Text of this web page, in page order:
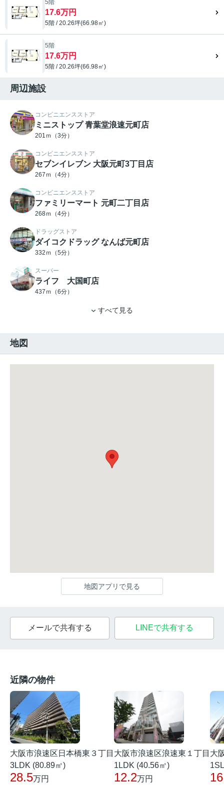
5階
17.6万円
5階 / 20.26坪(66.98㎡)
5階
17.6万円
5階 / 20.26坪(66.98㎡)
周辺施設
コンビニエンスストア
ミニストップ 青葉堂浪速元町店
201ｍ（3分）
コンビニエンスストア
セブンイレブン 大阪元町3丁目店
267ｍ（4分）
コンビニエンスストア
ファミリーマート 元町二丁目店
268ｍ（4分）
ドラッグストア
ダイコクドラッグ なんば元町店
332ｍ（5分）
スーパー
ライフ 大国町店
437ｍ（6分）
すべて見る
地図
地図アプリで見る
メールで共有する LINEで共有する
近隣の物件
大阪市浪速区日本橋東３丁目
3LDK (80.89㎡)
28.5万円
大阪市浪速区浪速東１丁目
1LDK (40.56㎡)
12.2万円
大